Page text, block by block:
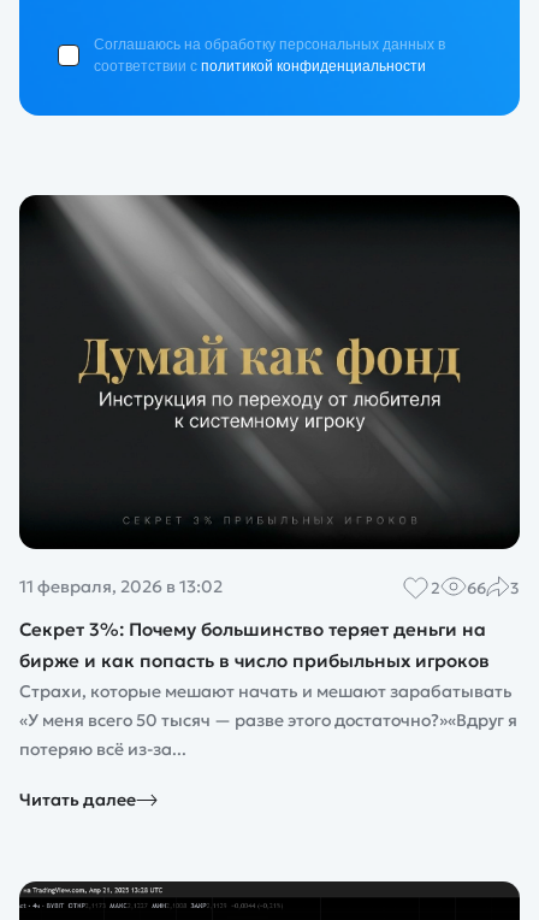
Соглашаюсь на обработку персональных данных в
соответствии с политикой конфиденциальности
11 февраля, 2026 в 13:02 2 66 3
Секрет 3%: Почему большинство теряет деньги на
бирже и как попасть в число прибыльных игроков
Страхи, которые мешают начать и мешают зарабатывать
«У меня всего 50 тысяч — разве этого достаточно?»«Вдруг я
потеряю всё из-за...
Читать далее